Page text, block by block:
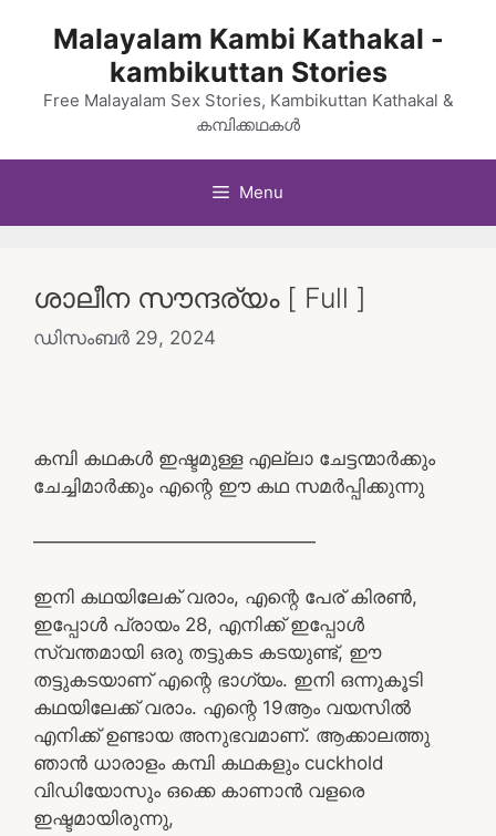
Malayalam Kambi Kathakal -
kambikuttan Stories
Free Malayalam Sex Stories, Kambikuttan Kathakal &
കമ്പിക്കഥകൾ
Menu
ശാലീന സൗന്ദര്യം [ Full ]
ഡിസംബർ 29, 2024
കമ്പി കഥകൾ ഇഷ്ടമുള്ള എല്ലാ ചേട്ടന്മാർക്കും
ചേച്ചിമാർക്കും എന്റെ ഈ കഥ സമർപ്പിക്കുന്നു
———————————————
ഇനി കഥയിലേക് വരാം, എന്റെ പേര് കിരൺ,
ഇപ്പോൾ പ്രായം 28, എനിക്ക് ഇപ്പോൾ
സ്വന്തമായി ഒരു തട്ടുകട കടയുണ്ട്, ഈ
തട്ടുകടയാണ് എന്റെ ഭാഗ്യം. ഇനി ഒന്നുകൂടി
കഥയിലേക്ക് വരാം. എന്റെ 19ആം വയസിൽ
എനിക്ക് ഉണ്ടായ അനുഭവമാണ്. ആക്കാലത്തു
ഞാൻ ധാരാളം കമ്പി കഥകളും cuckhold
വിഡിയോസും ഒക്കെ കാണാൻ വളരെ
ഇഷ്ടമായിരുന്നു,